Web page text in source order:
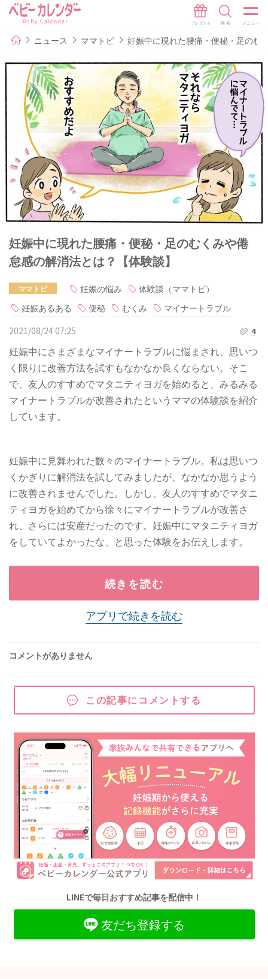
ニュース ママトピ 妊娠中に現れた腰痛・便秘・足のむ
妊娠中に現れた腰痛・便秘・足のむくみや倦
怠感の解消法とは？【体験談】
ママトピ 妊娠の悩み
体験談（ママトピ）
妊娠あるある
便秘 むくみ
マイナートラブル
2021/08/24 07:25
4
妊娠中にさまざまなマイナートラブルに悩まされ、思いつ
く限りに改善方法を試すもなかなか良くならない。そこ
で、友人のすすめでマタニティヨガを始めると、みるみる
マイナートラブルが改善されたというママの体験談を紹介
しています。
妊娠中に見舞われた数々のマイナートラブル。私は思いつ
くかぎりに解消法を試してみましたが、なかなか思うよう
に改善されませんでした。しかし、友人のすすめでマタニ
ティヨガを始めてから徐々にマイナートラブルが改善さ
れ、さらには安産だったのです。妊娠中にマタニティヨガ
をしていてよかったな、と思った体験をお伝えします。
続きを読む
アプリで続きを読む
コメントがありません
この記事にコメントする
LINEで毎日おすすめ記事を配信中！
友だち登録する